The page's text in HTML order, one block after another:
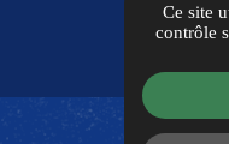
Ce site
contrôle